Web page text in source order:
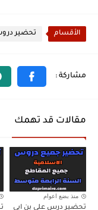
الأقسام تحضير
مقالات قد تهمك
منذ بضع اعوام
تحضير درس علي بن ابي